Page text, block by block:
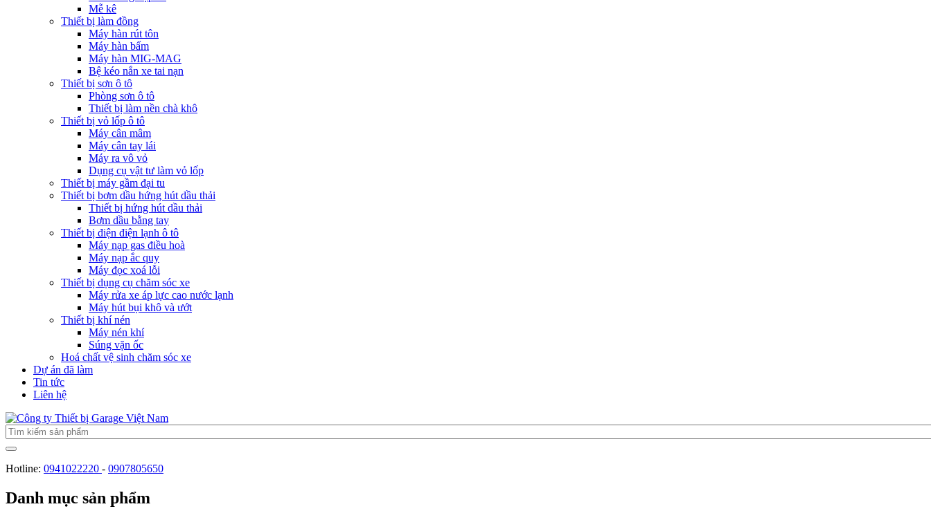
Mễ kê
Thiết bị làm đồng
Máy hàn rút tôn
Máy hàn bấm
Máy hàn MIG-MAG
Bệ kéo nắn xe tai nạn
Thiết bị sơn ô tô
Phòng sơn ô tô
Thiết bị làm nền chà khô
Thiết bị vỏ lốp ô tô
Máy cân mâm
Máy cân tay lái
Máy ra vô vỏ
Dụng cụ vật tư làm vỏ lốp
Thiết bị máy gầm đại tu
Thiết bị bơm dầu hứng hút dầu thải
Thiết bị hứng hút dầu thải
Bơm dầu bằng tay
Thiết bị điện điện lạnh ô tô
Máy nạp gas điều hoà
Máy nạp ắc quy
Máy đọc xoá lỗi
Thiết bị dụng cụ chăm sóc xe
Máy rửa xe áp lực cao nước lạnh
Máy hút bụi khô và ướt
Thiết bị khí nén
Máy nén khí
Súng vặn ốc
Hoá chất vệ sinh chăm sóc xe
Dự án đã làm
Tin tức
Liên hệ
Hotline: 0941022220 - 0907805650
Danh mục sản phẩm